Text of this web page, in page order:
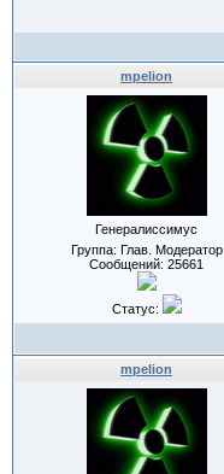
mpelion
Генералиссимус
Группа: Глав. Модератор
Сообщений: 25661
Статус:
mpelion